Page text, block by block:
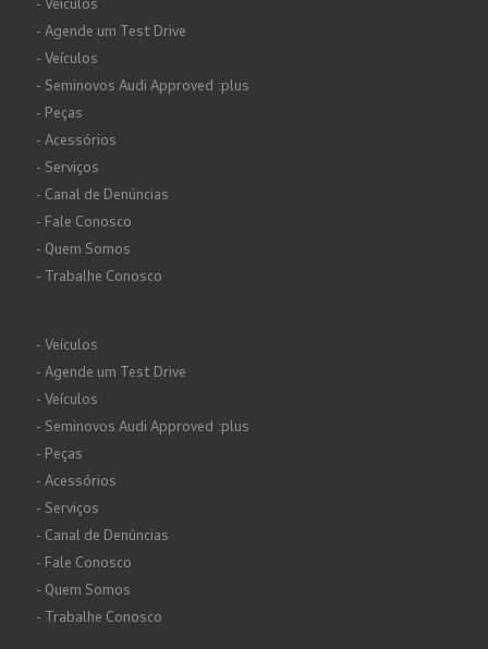
- Agende um Test Drive
- Veículos
- Seminovos Audi Approved :plus
- Peças
- Acessórios
- Serviços
- Canal de Denúncias
- Fale Conosco
- Quem Somos
- Trabalhe Conosco
- Veículos
- Agende um Test Drive
- Veículos
- Seminovos Audi Approved :plus
- Peças
- Acessórios
- Serviços
- Canal de Denúncias
- Fale Conosco
- Quem Somos
- Trabalhe Conosco